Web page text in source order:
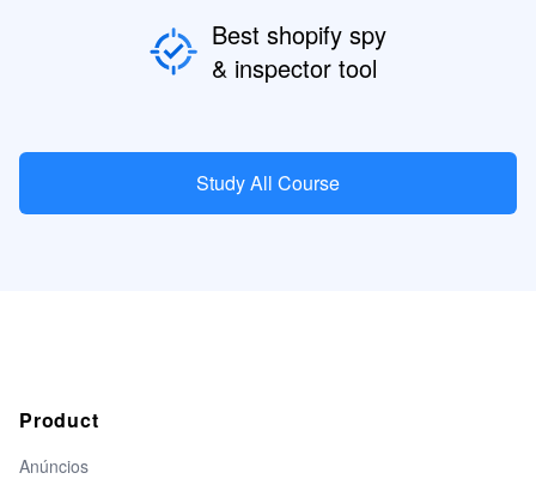
Best shopify spy
& inspector tool
Study All Course
Product
Anúncios